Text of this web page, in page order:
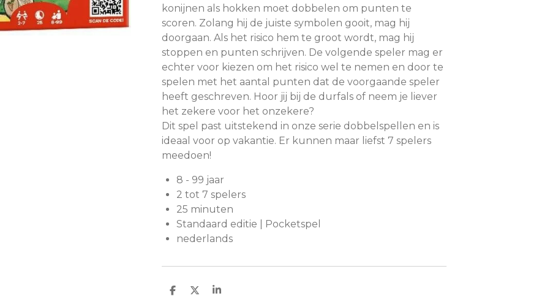
konijnen als hokken moet dobbelen om punten te
scoren. Zolang hij de juiste symbolen gooit, mag hij
doorgaan. Als het risico hem te groot wordt, mag hij
stoppen en punten schrijven. De volgende speler mag er
echter voor kiezen om het risico wel te nemen en door te
spelen met het aantal punten dat de voorgaande speler
heeft geschreven. Hoor jij bij de durfals of neem je liever
het zekere voor het onzekere?
Dit spel past uitstekend in onze serie dobbelspellen en is
ideaal voor op vakantie. Er kunnen maar liefst 7 spelers
meedoen!
8 - 99 jaar
2 tot 7 spelers
25 minuten
Standaard editie | Pocketspel
nederlands
D D S